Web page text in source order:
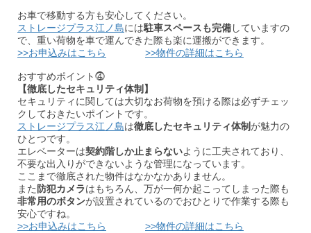
お車で移動する方も安心してください。
ストレージプラス江ノ島には駐車スペースも完備していますの
で、重い荷物を車で運んできた際も楽に運搬ができます。
>>お申込みはこちら
>>物件の詳細はこちら
おすすめポイント⓸
【徹底したセキュリティ体制】
セキュリティに関しては大切なお荷物を預ける際は必ずチェッ
クしておきたいポイントです。
ストレージプラス江ノ島は徹底したセキュリティ体制が魅力の
ひとつです。
エレベーターは契約階しか止まらないように工夫されており、
不要な出入りができないような管理になっています。
ここまで徹底された物件はなかなかありません。
また 防犯カメラはもちろん、万が一何か起こってしまった際も
非常用のボタンが設置されているのでおひとりで作業する際も
安心ですね。
>>お申込みはこちら
>>物件の詳細はこちら